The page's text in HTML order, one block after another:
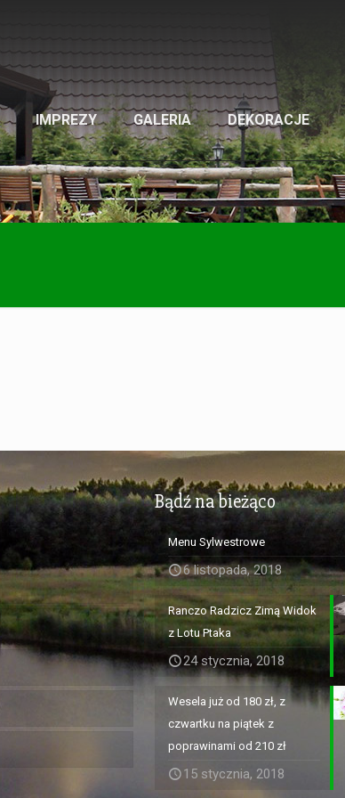
IMPREZY GALERIA DEKORACJE
Bądź na bieżąco
Menu Sylwestrowe
6 listopada, 2018
Ranczo Radzicz Zimą Widok
z Lotu Ptaka
24 stycznia, 2018
Wesela już od 180 zł, z
czwartku na piątek z
poprawinami od 210 zł
15 stycznia, 2018